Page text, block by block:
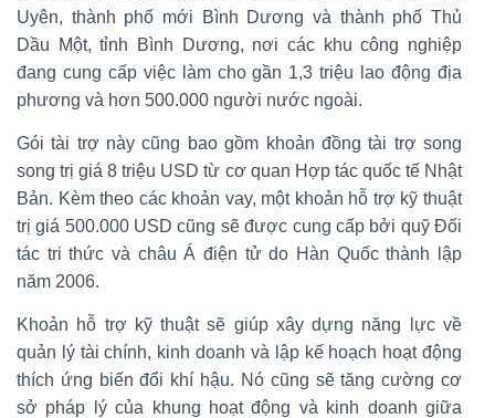
Uyên, thành phố mới Bình Dương và thành phố Thủ
Dầu Một, tỉnh Bình Dương, nơi các khu công nghiệp
đang cung cấp việc làm cho gần 1,3 triệu lao động địa
phương và hơn 500.000 người nước ngoài.
Gói tài trợ này cũng bao gồm khoản đồng tài trợ song
song trị giá 8 triệu USD từ cơ quan Hợp tác quốc tế Nhật
Bản. Kèm theo các khoản vay, một khoản hỗ trợ kỹ thuật
trị giá 500.000 USD cũng sẽ được cung cấp bởi quỹ Đối
tác tri thức và châu Á điện tử do Hàn Quốc thành lập
năm 2006.
Khoản hỗ trợ kỹ thuật sẽ giúp xây dựng năng lực về
quản lý tài chính, kinh doanh và lập kế hoạch hoạt động
thích ứng biến đổi khí hậu. Nó cũng sẽ tăng cường cơ
sở pháp lý của khung hoạt động và kinh doanh giữa